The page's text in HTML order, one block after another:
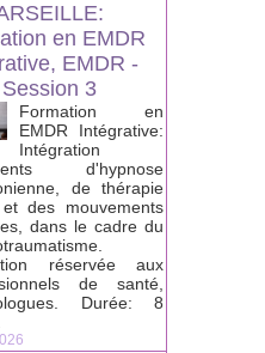
en EMDR
EMDR -
3
Formation en
EMDR Intégrative:
Intégration
d'hypnose
de thérapie
des mouvements
dans le cadre du
réservée aux
de santé,
Durée: 8